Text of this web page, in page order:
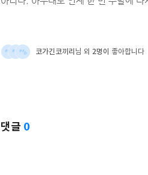
코가긴코끼리 님 외 2명이 좋아합니다
댓글 0